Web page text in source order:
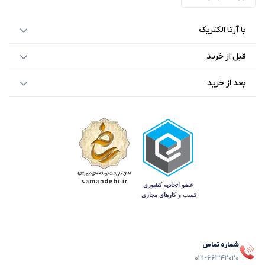
با آرتا الکتریک
قبل از خرید
بعد از خرید
شماره تماس
021-66342020